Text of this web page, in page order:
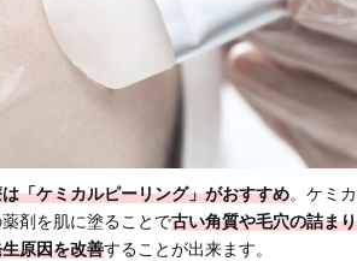
「ケミカルピーリング」がおすすめ。ケミカ
剤を肌に塗ることで古い角質や毛穴の詰まり
原因を改善することが出来ます。